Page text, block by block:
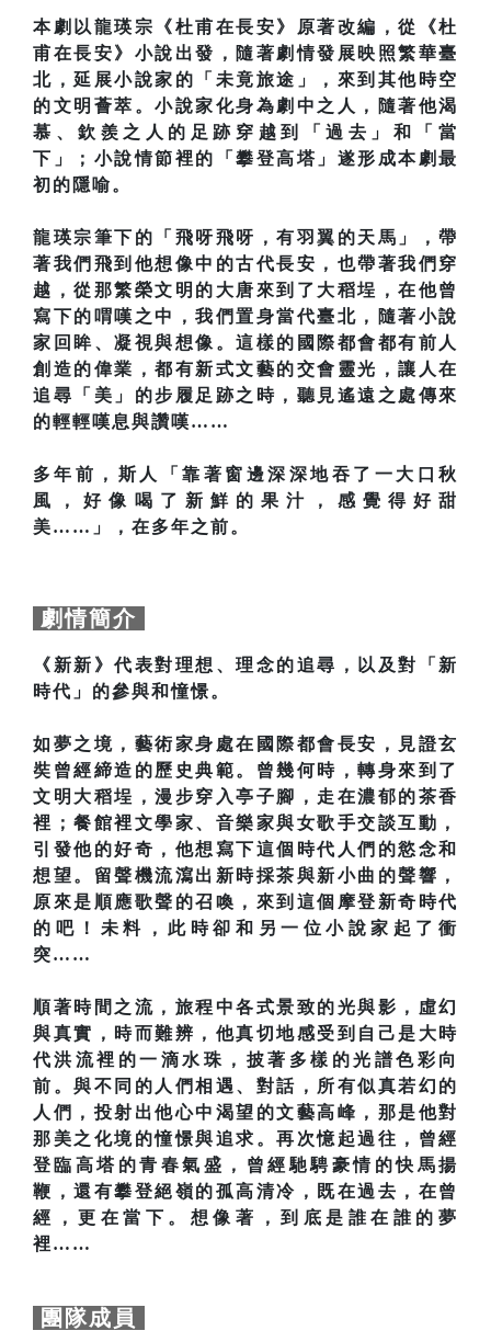
本劇以龍瑛宗《杜甫在長安》原著改編，從《杜
甫在長安》小說出發，隨著劇情發展映照繁華臺
北，延展小說家的「未竟旅途」，來到其他時空
的文明薈萃。小說家化身為劇中之人，隨著他渴
慕、欽羨之人的足跡穿越到「過去」和「當
下」；小說情節裡的「攀登高塔」遂形成本劇最
初的隱喻。
龍瑛宗筆下的「飛呀飛呀，有羽翼的天馬」，帶
著我們飛到他想像中的古代長安，也帶著我們穿
越，從那繁榮文明的大唐來到了大稻埕，在他曾
寫下的喟嘆之中，我們置身當代臺北，隨著小說
家回眸、凝視與想像。這樣的國際都會都有前人
創造的偉業，都有新式文藝的交會靈光，讓人在
追尋「美」的步履足跡之時，聽見遙遠之處傳來
的輕輕嘆息與讚嘆……
多年前，斯人「靠著窗邊深深地吞了一大口秋
風，好像喝了新鮮的果汁，感覺得好甜
美……」，在多年之前。
劇情簡介
《新新》代表對理想、理念的追尋，以及對「新
時代」的參與和憧憬。
如夢之境，藝術家身處在國際都會長安，見證玄
奘曾經締造的歷史典範。曾幾何時，轉身來到了
文明大稻埕，漫步穿入亭子腳，走在濃郁的茶香
裡；餐館裡文學家、音樂家與女歌手交談互動，
引發他的好奇，他想寫下這個時代人們的慾念和
想望。留聲機流瀉出新時採茶與新小曲的聲響，
原來是順應歌聲的召喚，來到這個摩登新奇時代
的吧！未料，此時卻和另一位小說家起了衝
突……
順著時間之流，旅程中各式景致的光與影，虛幻
與真實，時而難辨，他真切地感受到自己是大時
代洪流裡的一滴水珠，披著多樣的光譜色彩向
前。與不同的人們相遇、對話，所有似真若幻的
人們，投射出他心中渴望的文藝高峰，那是他對
那美之化境的憧憬與追求。再次憶起過往，曾經
登臨高塔的青春氣盛，曾經馳騁豪情的快馬揚
鞭，還有攀登絕嶺的孤高清冷，既在過去，在曾
經，更在當下。想像著，到底是誰在誰的夢
裡……
團隊成員